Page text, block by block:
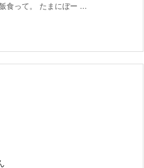
食って。 たまにぼー ...